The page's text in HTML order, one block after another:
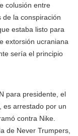
colusión entre
de la conspiración
estaba listo para
extorsión ucraniana
sería el principio
para presidente, el
es arrestado por un
contra Nike.
de Never Trumpers,